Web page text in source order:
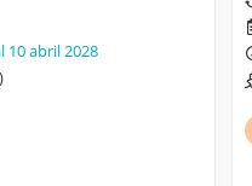
10 abril 2028